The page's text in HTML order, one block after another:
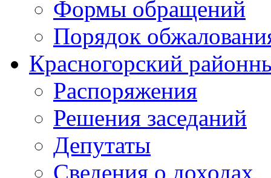
Формы обращений
Порядок
Красногорский
Распоряжения
Решения заседаний
Депутаты
Сведения о доходах